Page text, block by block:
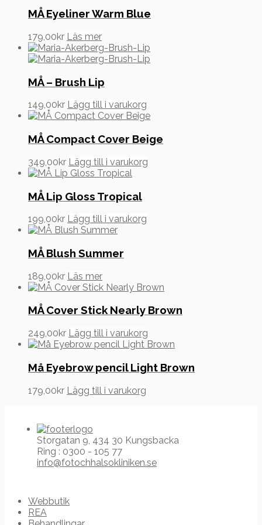
MÅ Eyeliner Warm Blue
179,00kr Läs mer
MÅ – Brush Lip
149,00kr Lägg till i varukorg
MÅ Compact Cover Beige
349,00kr Lägg till i varukorg
MÅ Lip Gloss Tropical
199,00kr Lägg till i varukorg
MÅ Blush Summer
189,00kr Läs mer
MÅ Cover Stick Nearly Brown
249,00kr Lägg till i varukorg
Må Eyebrow pencil Light Brown
179,00kr Lägg till i varukorg
Storgatan 9, 434 30 Kungsbacka
Ring : 0300 - 105 77
info@fotochhalsokliniken.se
Webbutik
REA